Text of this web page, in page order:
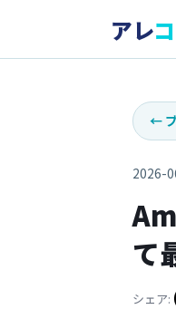
アレ
←
2026-
て
シェア: